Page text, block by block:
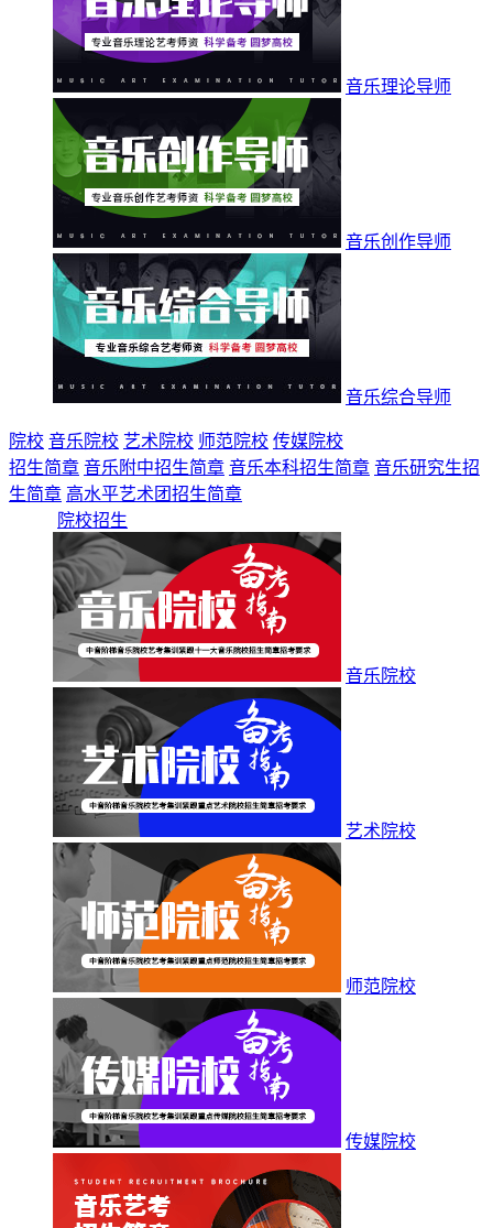
音乐理论导师
音乐创作导师
音乐综合导师
院校 音乐院校 艺术院校 师范院校 传媒院校
招生简章 音乐附中招生简章 音乐本科招生简章 音乐研究生招
生简章 高水平艺术团招生简章
院校招生
音乐院校
艺术院校
师范院校
传媒院校